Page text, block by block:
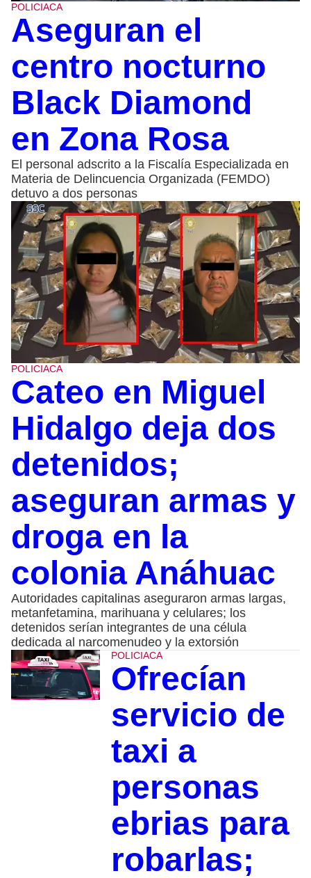
POLICIACA
Aseguran el
centro nocturno
Black Diamond
en Zona Rosa
El personal adscrito a la Fiscalía Especializada en
Materia de Delincuencia Organizada (FEMDO)
detuvo a dos personas
POLICIACA
Cateo en Miguel
Hidalgo deja dos
detenidos;
aseguran armas y
droga en la
colonia Anáhuac
Autoridades capitalinas aseguraron armas largas,
metanfetamina, marihuana y celulares; los
detenidos serían integrantes de una célula
dedicada al narcomenudeo y la extorsión
POLICIACA
Ofrecían
servicio de
taxi a
personas
ebrias para
robarlas;